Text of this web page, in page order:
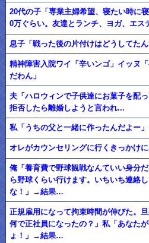
20代の子「専業主婦希望、寝たい時に
0万ぐらい。友達とランチ、ヨガ、エ
息子「戦った後の片付けはどうしてたん
精神障害入院ワイ「辛いンゴ」イッヌ
だわん」
夫「ハロウィンで子供達にお菓子を配
拒否したら離婚しようと言われ...
私「うちの父と一緒に作ったんだよー
オレがカウンセリングに行くきっかけ
俺「養育費で野球観戦なんていい身分
ら野球くらい行けます。いちいち連絡
な！」→結果…
正規雇用になって拘束時間が伸びた。
何で正社員になったの？」私「あなた
ょ！」→結果…